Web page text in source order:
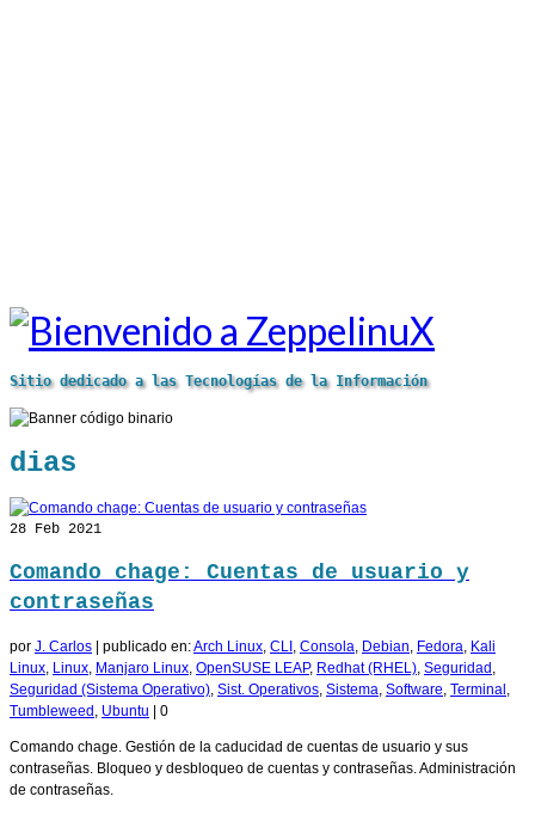
Sitio dedicado a las Tecnologías de la Información
dias
28 Feb 2021
Comando chage: Cuentas de usuario y
contraseñas
por J. Carlos publicado en:Arch Linux, CLI , Consola, Debian, Fedora, Kali
Linux, Linux, Manjaro Linux, OpenSUSE LEAP, Redhat (RHEL), Seguridad ,
Seguridad (Sistema Operativo), Sist. Operativos, Sistema, Software, Terminal ,
Tumbleweed , Ubuntu 0
Comando chage. Gestión de la caducidad de cuentas de usuario y sus
contraseñas. Bloqueo y desbloqueo de cuentas y contraseñas. Administración
de contraseñas.